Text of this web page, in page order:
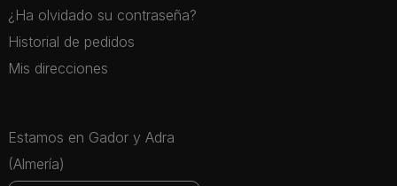
¿Ha olvidado su contraseña?
Historial de pedidos
Mis direcciones
Estamos en Gador y Adra
(Almería)